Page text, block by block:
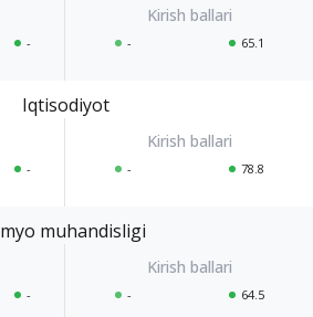
- - 65.1
Iqtisodiyot
- - 78.8
muhandisligi
- - 64.5